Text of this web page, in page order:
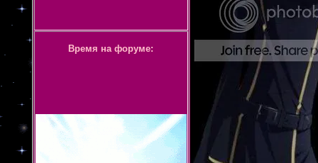
Время на форуме: